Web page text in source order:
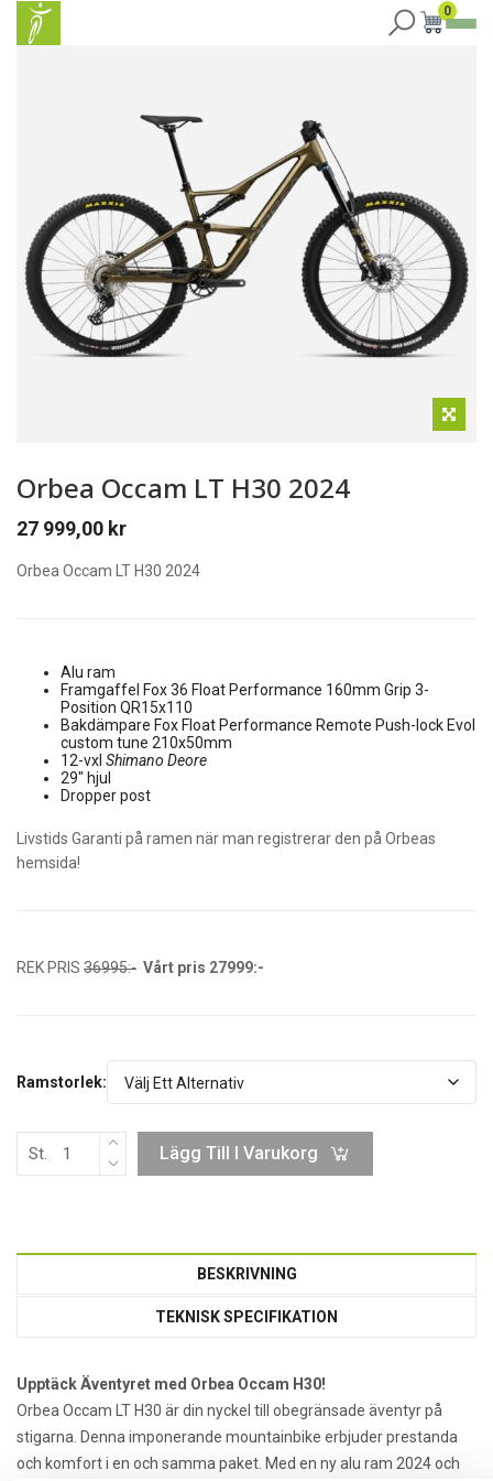
0
Orbea Occam LT H30 2024
27 999,00 kr
Orbea Occam LT H30 2024
Alu ram
Framgaffel Fox 36 Float Performance 160mm Grip 3-
Position QR15x110
Bakdämpare Fox Float Performance Remote Push-lock Evol
custom tune 210x50mm
12-vxl Shimano Deore
29″ hjul
Dropper post
Livstids Garanti på ramen när man registrerar den på Orbeas
hemsida!
REK PRIS 36995:- Vårt pris 27999:-
Ramstorlek:
St. Lägg Till I Varukorg
BESKRIVNING
TEKNISK SPECIFIKATION
Upptäck Äventyret med Orbea Occam H30!
Orbea Occam LT H30 är din nyckel till obegränsade äventyr på
stigarna. Denna imponerande mountainbike erbjuder prestanda
och komfort i en och samma paket. Med en ny alu ram 2024 och